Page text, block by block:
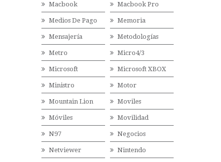
Macbook Macbook Pro
Medios De Pago Memoria
Mensajería Metodologías
Metro Micro4/3
Microsoft Microsoft XBOX
Ministro Motor
Mountain Lion Moviles
Móviles Movilidad
N97 Negocios
Netviewer Nintendo